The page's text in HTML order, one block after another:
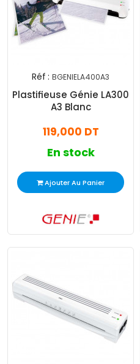
Réf : BGENIELA400A3
Plastifieuse Génie LA300
A3 Blanc
119,000 DT
En stock
Ajouter Au Panier